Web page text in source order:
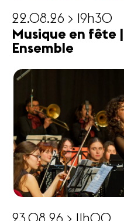
22.08.26 > 19h30
Musique en fête
Ensemble